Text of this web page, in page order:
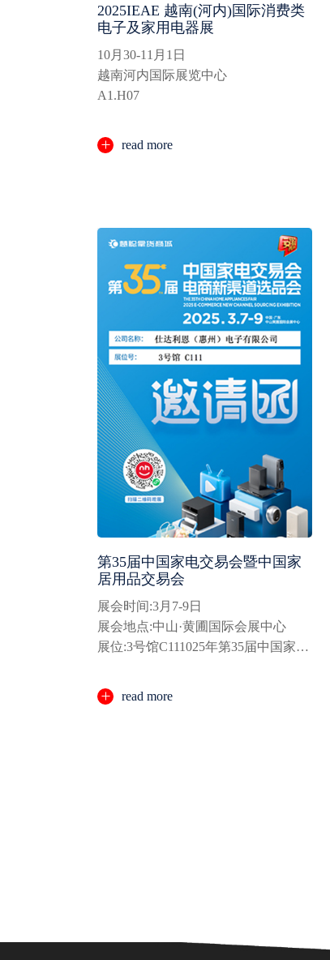
2025IEAE 越南(河内)国际消费类
电子及家用电器展
10月30-11月1日
越南河内国际展览中心
A1.H07
read more
第35届中国家电交易会暨中国家
居用品交易会
展会时间:3月7-9日
展会地点:中山·黄圃国际会展中心
展位:3号馆C111025年第35届中国家电
read more